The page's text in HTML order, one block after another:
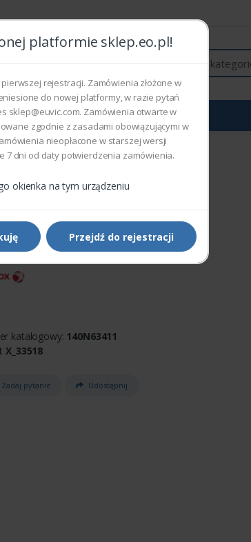
Wszystkie
platformie sklep.eo.pl!
rejestracji. Zamówienia złożone w
do nowej platformy, w razie pytań
sklep@euvic.com. Zamówienia otwarte w
zgodnie z zasadami obowiązującymi w
nieopłacone w starszej wersji
7 dni od daty potwierdzenia zamówienia.
okienka na tym urządzeniu
Przejdź do rejestracji
140N63411 - PBA CONTROLLER
do drukarek i kopiarek
140N63411 - PBA
katalogowy: 140N63411
X_33518
Zadaj pytanie Udostępnij